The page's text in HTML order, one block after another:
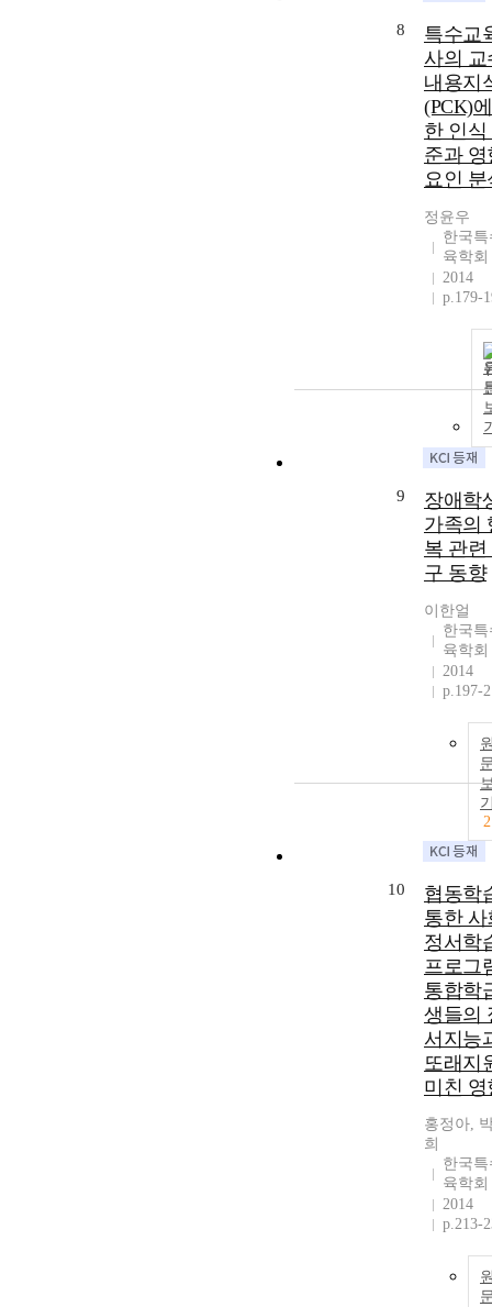
8
특수교
사의 교
내용지
(PCK)
한 인식
준과 영
요인 분
정윤우
한국
육학회
2014
p.179-
9
장애학
가족의
복 관련
구 동향
이한얼
한국
육학회
2014
p.197-
2
10
협동학
통한 사
정서학
프로그
통합학
생들의
서지능
또래지
미친 영
홍정아,
희
한국
육학회
2014
p.213-